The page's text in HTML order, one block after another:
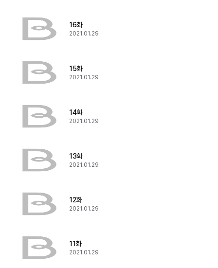
16화
2021.01.29
15화
2021.01.29
14화
2021.01.29
13화
2021.01.29
12화
2021.01.29
11화
2021.01.29